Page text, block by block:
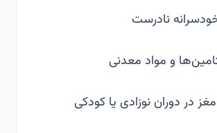
نادرست
و مواد معدنی
در دوران نوزادی یا کودکی